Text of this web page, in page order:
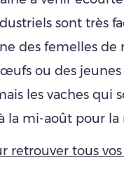
sont très
des femelles de
ou des jeunes
les vaches qui
la mi-août pour la
retrouver tous